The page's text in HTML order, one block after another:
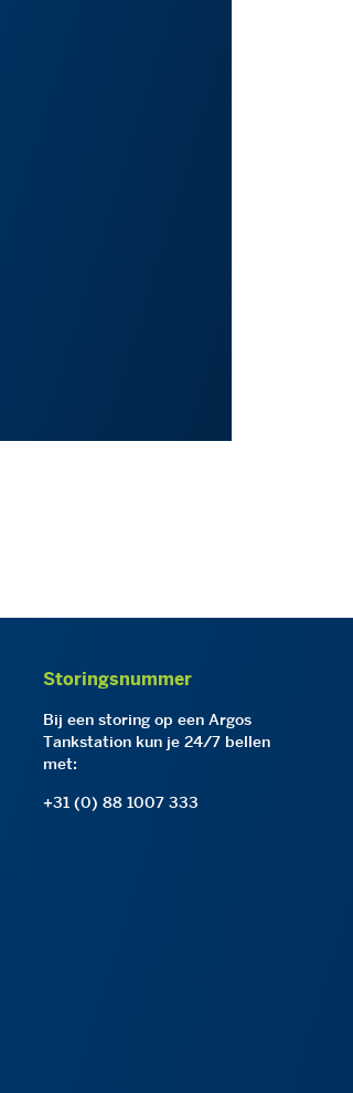
Storingsnummer
Bij een storing op een Argos
Tankstation kun je 24/7 bellen
met:
+31 (0) 88 1007 333